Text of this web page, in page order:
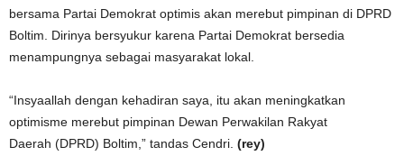
bersama Partai Demokrat optimis akan merebut pimpinan di DPRD
Boltim. Dirinya bersyukur karena Partai Demokrat bersedia
menampungnya sebagai masyarakat lokal.
“Insyaallah dengan kehadiran saya, itu akan meningkatkan
optimisme merebut pimpinan Dewan Perwakilan Rakyat
Daerah (DPRD) Boltim,” tandas Cendri. (rey)